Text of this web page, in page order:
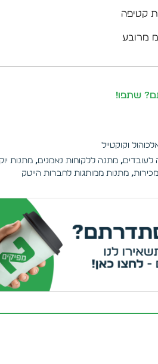
קטיפה
שתפו!
וקוקטייל
לעובדים,מתנה ללקוחות נאמנים,מתנות
,מתנות ממותגות לחברות הייטק